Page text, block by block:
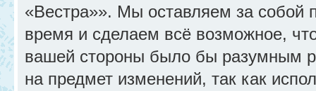
«Вестра»». Мы оставляем за собой
время и сделаем всё возможное,
вашей стороны было бы разумным
на предмет изменений, так как